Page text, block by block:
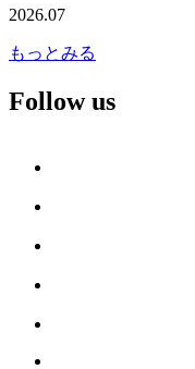
2026.07
もっとみる
Follow us